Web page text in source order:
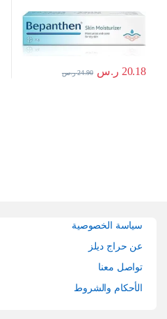
20.18 ر.س 24.90 ر.س
سياسة الخصوصية
عن حراج ديلز
تواصل معنا
الأحكام والشروط